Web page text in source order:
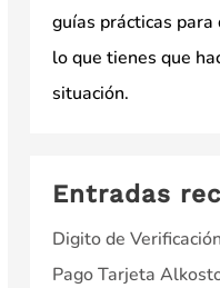
guías prácticas para
lo que tienes que
situación.
Entradas
Digito de Verificación
Pago Tarjeta